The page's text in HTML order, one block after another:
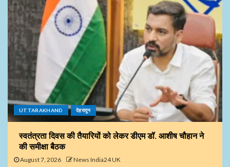
UTTARAKHAND देहरादून
स्वतंत्रता दिवस की तैयारियों को लेकर डीएम डॉ. आशीष चौहान ने
की समीक्षा बैठक
August 7, 2026 News India24 UK